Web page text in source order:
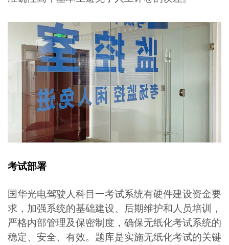
考试部署
国华光电驾驶人科目一考试系统有硬件建设资金要
求，加强系统的基础建设、后期维护和人员培训，
严格内部管理及保密制度，确保无纸化考试系统的
稳定、安全、有效。题库是实施无纸化考试的关键